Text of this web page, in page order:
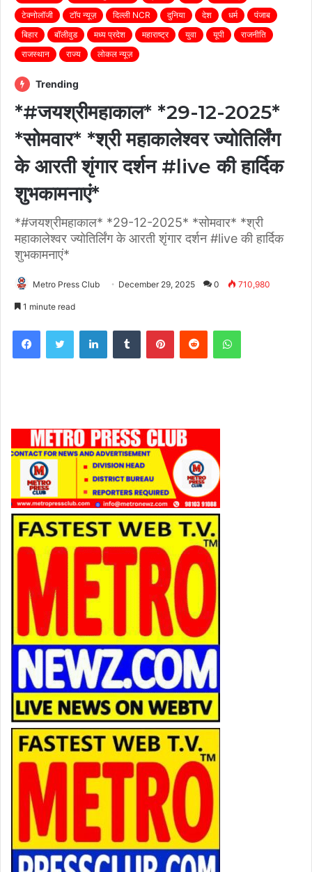
टेक्नोलॉजी
टॉप न्यूज़ दिल्ली NCR दुनिया देश धर्म
पंजाब
बिहार
बॉलीवुड मध्य प्रदेश महाराष्ट्र युवा यूपी
राजनीति
राजस्थान
राज्य लोकल न्यूज़
Trending
*#जयश्रीमहाकाल* *29-12-2025*
*सोमवार* *श्री महाकालेश्वर ज्योतिर्लिंग
के आरती शृंगार दर्शन #live की हार्दिक
शुभकामनाएं*
*#जयश्रीमहाकाल* *29-12-2025* *सोमवार* *श्री
महाकालेश्वर ज्योतिर्लिंग के आरती शृंगार दर्शन #live की हार्दिक
शुभकामनाएं*
Metro Press Club December 29, 2025 0 710,980
1 minute read
FacebookTwitter LinkedInTumblr PinterestReddit WhatsApp